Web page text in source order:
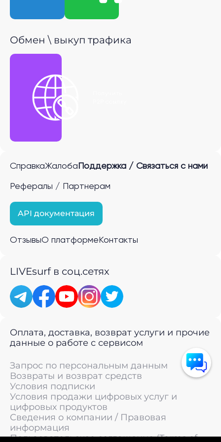
Обмен \ выкуп трафика
СправкаЖалоба Поддержка / Связаться с нами
Рефералы / Партнерам
API документация
ОтзывыО платформе Контакты
LIVEsurf в соц.сетях
Оплата, доставка, возврат услуги и прочие
данные о работе с сервисом
Запрос по персональным данным
Возвраты и возврат средств
Условия подписки
Условия продажи цифровых услуг и
цифровых продуктов
Сведения о компании / Правовая
информация
Пользовательское соглашение (Terms of